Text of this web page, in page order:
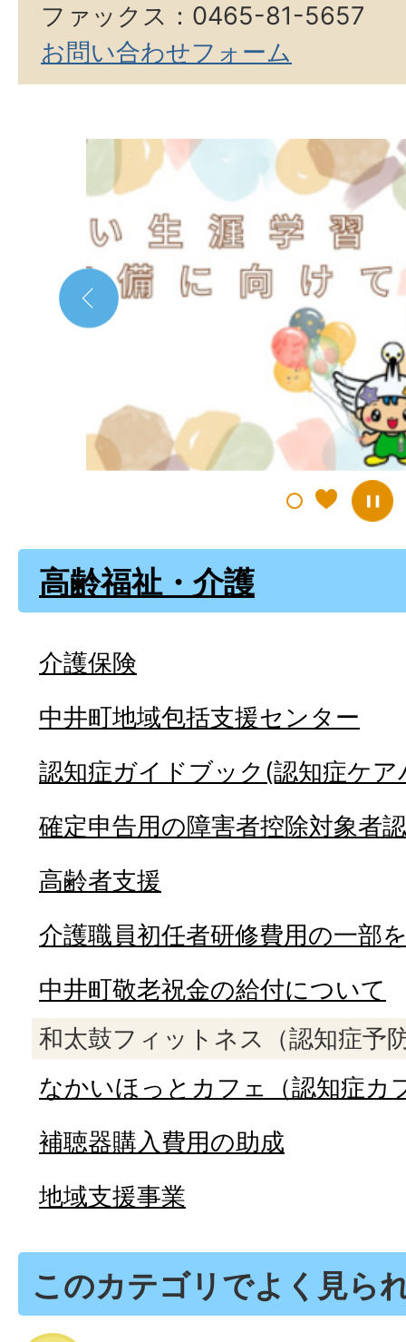
ファックス：0465-81-5657
お問い合わせフォーム
枚
目
の
ス
ラ
ド
高齢福祉・介護
介護保険
中井町地域包括支援センター
認知症ガイドブック(認知症ケ
確定申告用の障害者控除対象者
高齢者支援
介護職員初任者研修費用の一部
中井町敬老祝金の給付について
和太鼓フィットネス（認知症予
なかいほっとカフェ（認知症カ
補聴器購入費用の助成
地域支援事業
このカテゴリでよく見ら